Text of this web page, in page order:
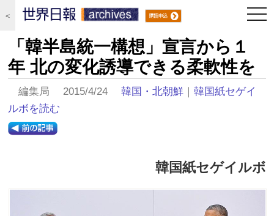
＜
「韓半島統一構想」宣言から１
年 北の変化誘導できる柔軟性を
編集局 2015/4/24韓国・北朝鮮 ｜韓国紙セゲイ
ルボを読む
韓国紙セゲイルボ